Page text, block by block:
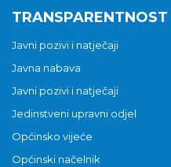
TRANSPARENTNOST
Javni pozivi i natječaji
Javna nabava
Javni pozivi i natječaji
Jedinstveni upravni odjel
Općinsko vijeće
Općinski načelnik